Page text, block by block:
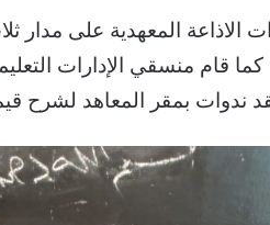
المعهدية على مدار
قام منسقي الإدارات
ندوات بمقر المعاهد لشرح قيمة